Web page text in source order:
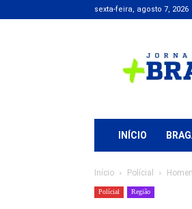
sexta-feira, agosto 7, 2026
+
Bragança
INÍCIO
Início Polícial
Polícial Região